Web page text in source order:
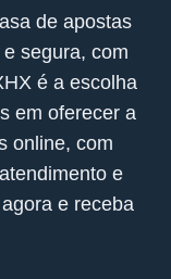
de apostas
segura, com
é a escolha
em oferecer a
online, com
e
e receba